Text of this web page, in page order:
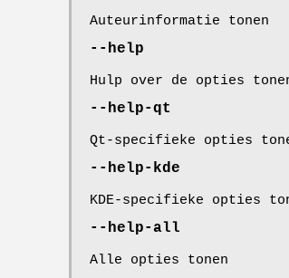
Auteurinformatie tonen
--help
Hulp over de opties
--help-qt
Qt-specifieke opties
--help-kde
KDE-specifieke opties
--help-all
Alle opties tonen